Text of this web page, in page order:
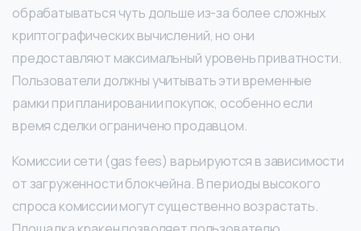
обрабатываться чуть дольше из-за более сложных
криптографических вычислений, но они
предоставляют максимальный уровень приватности.
Пользователи должны учитывать эти временные
рамки при планировании покупок, особенно если
время сделки ограничено продавцом.
Комиссии сети (gas fees) варьируются в зависимости
от загруженности блокчейна. В периоды высокого
спроса комиссии могут существенно возрастать.